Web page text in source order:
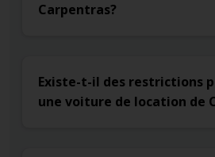
Carpentras?
Existe-t-il des restrictions
une voiture de location de